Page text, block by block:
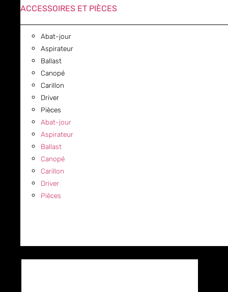
ACCESSOIRES ET PIÈCES
Abat-jour
Aspirateur
Ballast
Canopé
Carillon
Driver
Pièces
Abat-jour
Aspirateur
Ballast
Canopé
Carillon
Driver
Pièces